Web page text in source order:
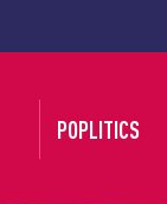
POPLITICS